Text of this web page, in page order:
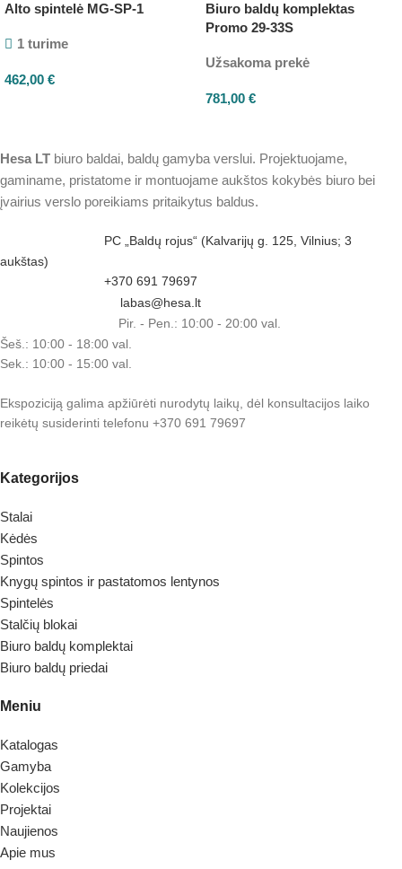
Alto spintelė MG-SP-1
1 turime
462,00 €
Biuro baldų komplektas
Promo 29-33S
Užsakoma prekė
781,00 €
Hesa LT biuro baldai, baldų gamyba verslui. Projektuojame,
gaminame, pristatome ir montuojame aukštos kokybės biuro bei
įvairius verslo poreikiams pritaikytus baldus.
PC „Baldų rojus“ (Kalvarijų g. 125, Vilnius; 3
aukštas)
+370 691 79697
labas@hesa.lt
Pir. - Pen.: 10:00 - 20:00 val.
Šeš.: 10:00 - 18:00 val.
Sek.: 10:00 - 15:00 val.
Ekspoziciją galima apžiūrėti nurodytų laikų, dėl konsultacijos laiko
reikėtų susiderinti telefonu +370 691 79697
Kategorijos
Stalai
Kėdės
Spintos
Knygų spintos ir pastatomos lentynos
Spintelės
Stalčių blokai
Biuro baldų komplektai
Biuro baldų priedai
Meniu
Katalogas
Gamyba
Kolekcijos
Projektai
Naujienos
Apie mus